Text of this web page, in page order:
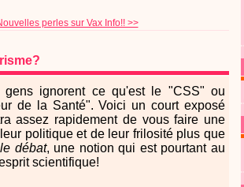
perles sur Vax Info!! >>
gens ignorent ce qu'est le "CSS" ou
de la Santé". Voici un court exposé
assez rapidement de vous faire une
politique et de leur frilosité plus que
le débat, une notion qui est pourtant au
scientifique!